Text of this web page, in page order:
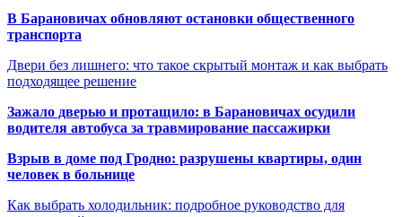
В Барановичах обновляют остановки общественного
транспорта
Двери без лишнего: что такое скрытый монтаж и как выбрать
подходящее решение
Зажало дверью и протащило: в Барановичах осудили
водителя автобуса за травмирование пассажирки
Взрыв в доме под Гродно: разрушены квартиры, один
человек в больнице
Как выбрать холодильник: подробное руководство для